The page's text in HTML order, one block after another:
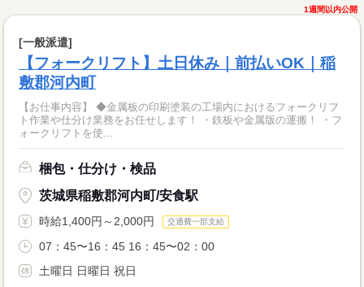
1週間以内公開
[一般派遣]
【フォークリフト】土日休み｜前払いOK｜稲
敷郡河内町
【お仕事内容】 ◆金属板の印刷塗装の工場内におけるフォークリフ
ト作業や仕分け業務をお任せします！ ・鉄板や金属版の運搬！ ・フ
ォークリフトを使...
梱包・仕分け・検品
茨城県稲敷郡河内町/安食駅
時給1,400円～2,000円 交通費一部支給
07：45〜16：45 16：45〜02：00
土曜日 日曜日 祝日